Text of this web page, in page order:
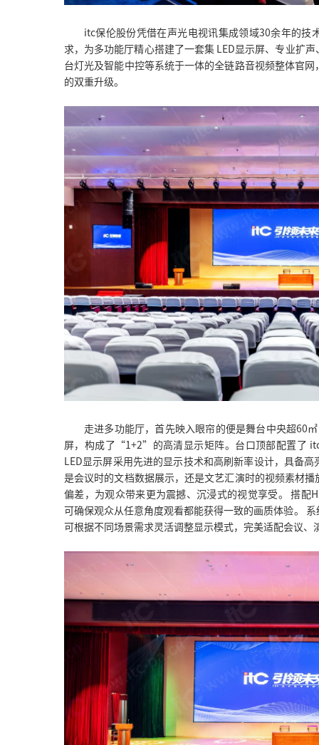
itc保伦股份凭借在声光电视讯集成领域30余年的技
求，为多功能厅精心搭建了一套集 LED显示屏、专业扩
台灯光及智能中控等系统于一体的全链路音视频整体官
的双重升级。
走进多功能厅，首先映入眼帘的便是舞台中央超60
屏，构成了“1+2”的高清显示矩阵。台口顶部配置了
LED显示屏采用先进的显示技术和高刷新率设计，具备
是会议时的文档数据展示，还是文艺汇演时的视频素材
偏差，为观众带来更为震撼、沉浸式的视觉享受。 搭配
可确保观众从任意角度观看都能获得一致的画质体验。
可根据不同场景需求灵活调整显示模式，完美适配会议